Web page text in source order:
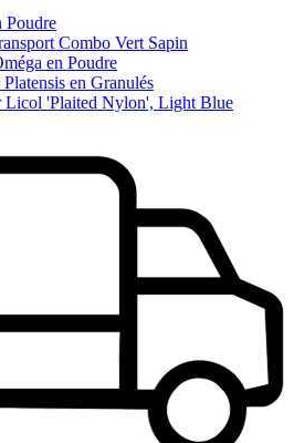
Poudre
Combo Vert Sapin
en Poudre
en Granulés
Licol 'Plaited Nylon', Light Blue